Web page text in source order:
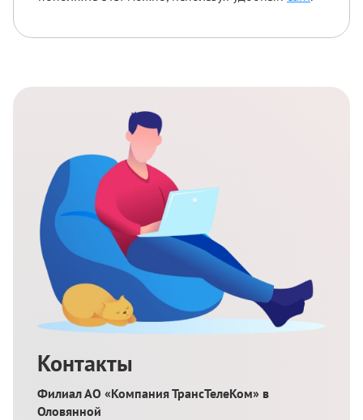
Контакты
Филиал АО «Компания ТрансТелеКом» в
Оловянной